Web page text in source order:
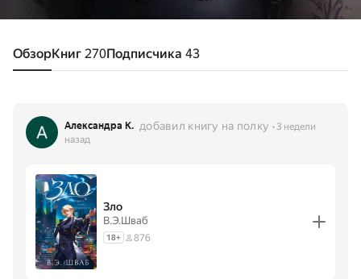
ОбзорКниг 270Подписчика 43
Александра К. добавил книгу на полку
3 недели
назад
Зло
В.Э.Шваб
18+ 876